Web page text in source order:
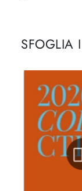
SFOGLIA